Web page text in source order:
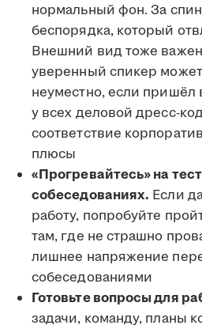
нормальный фон. За
беспорядка, который
Внешний вид тоже
уверенный спикер
неуместно, если пришёл
у всех деловой дресс-
соответствие
плюсы
«Прогревайтесь» на
собеседованиях. Если
работу, попробуйте
там, где не страшно
лишнее напряжение
собеседованиями
Готовьте вопросы для
задачи, команду, планы